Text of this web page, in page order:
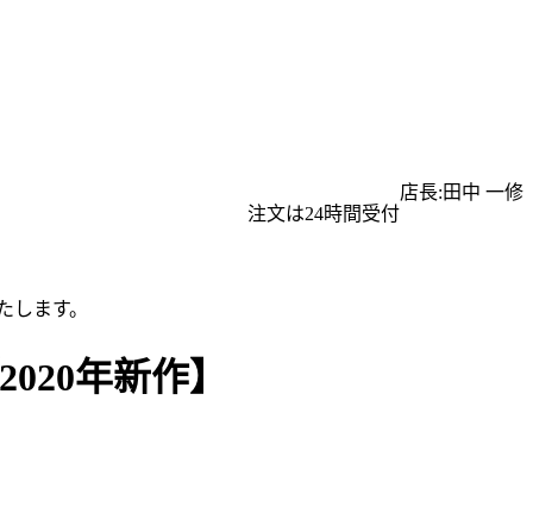
店長:田中 一修
注文は24時間受付
ます。
年新作】